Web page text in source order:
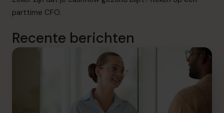
parttime CFO.
Recente berichten